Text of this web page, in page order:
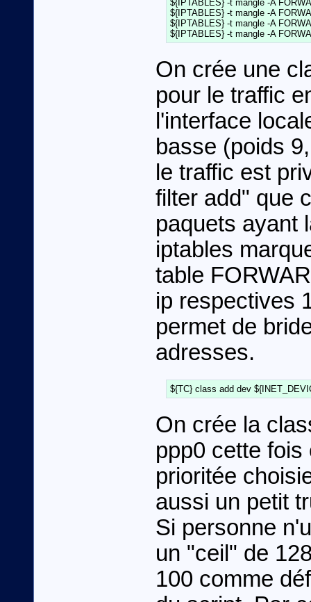
${IPTABLES} -t mangle -A
${IPTABLES} -t mangle -A
${IPTABLES} -t mangle -A
On crée une
pour le traffic
l'interface
basse (poids
le traffic est
filter add" que
paquets ayant
iptables
table
ip respectives
permet de
adresses.
On crée la
ppp0 cette
prioritée
aussi un petit
Si personne
un "ceil" de
100 comme